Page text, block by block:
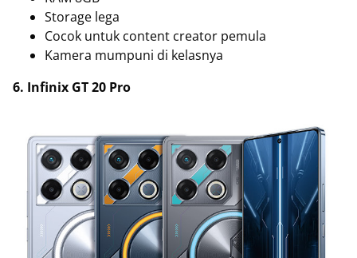
Storage lega
Cocok untuk content creator pemula
Kamera mumpuni di kelasnya
6. Infinix GT 20 Pro